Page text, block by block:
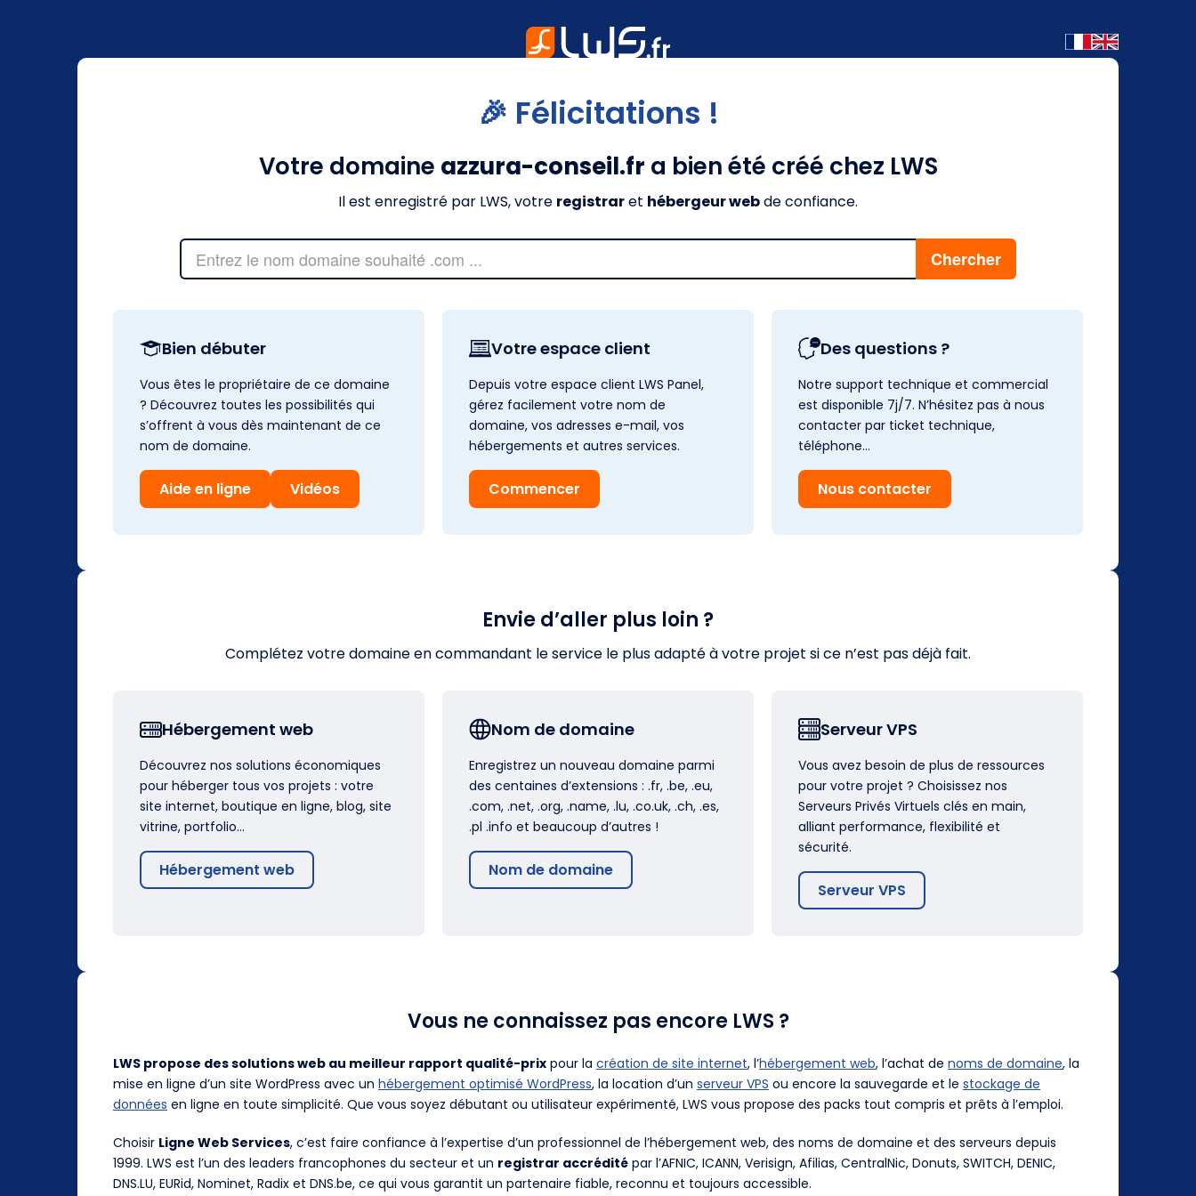
🎉 Félicitations !
Votre domaine azzura-conseil.fr a bien été créé chez LWS
Il est enregistré par LWS, votre registraret hébergeur webde confiance.
Bien débuter
Vous êtes le propriétaire de ce domaine
? Découvrez toutes les possibilités qui
s’offrent à vous dès maintenant de ce
nom de domaine.
Aide en ligne Vidéos
Votre espace client
Depuis votre espace client LWS Panel,
gérez facilement votre nom de
domaine, vos adresses e-mail, vos
hébergements et autres services.
Commencer
Des questions ?
Notre support technique et commercial
est disponible 7j/7. N’hésitez pas à nous
contacter par ticket technique,
téléphone…
Nous contacter
Envie d’aller plus loin ?
Complétez votre domaine en commandant le service le plus adapté à votre projet si ce n’est pas déjà fait.
Hébergement web
Découvrez nos solutions économiques
pour héberger tous vos projets : votre
site internet, boutique en ligne, blog, site
vitrine, portfolio…
Hébergement web
Nom de domaine
Enregistrez un nouveau domaine parmi
des centaines d’extensions : .fr, .be, .eu,
.com, .net, .org, .name, .lu, .co.uk, .ch, .es,
.pl .info et beaucoup d’autres !
Nom de domaine
Serveur VPS
Vous avez besoin de plus de ressources
pour votre projet ? Choisissez nos
Serveurs Privés Virtuels clés en main,
alliant performance, flexibilité et
sécurité.
Serveur VPS
Vous ne connaissez pas encore LWS ?
LWS propose des solutions web au meilleur rapport qualité-prix pour la création de site internet, l’hébergement web, l’achat de noms de domaine, la
mise en ligne d’un site WordPress avec un hébergement optimisé WordPress, la location d’un serveur VPS ou encore la sauvegarde et le stockage de
données en ligne en toute simplicité. Que vous soyez débutant ou utilisateur expérimenté, LWS vous propose des packs tout compris et prêts à l’emploi.
Choisir Ligne Web Services, c’est faire confiance à l’expertise d’un professionnel de l’hébergement web, des noms de domaine et des serveurs depuis
1999. LWS est l’un des leaders francophones du secteur et un registrar accrédité par l’AFNIC, ICANN, Verisign, Afilias, CentralNic, Donuts, SWITCH, DENIC,
DNS.LU, EURid, Nominet, Radix et DNS.be, ce qui vous garantit un partenaire fiable, reconnu et toujours accessible.